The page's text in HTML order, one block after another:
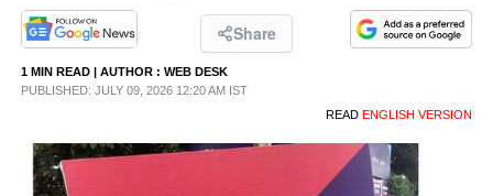
PHOTOS
SPIRITUAL
Share
1 MIN READ | AUTHOR : WEB DESK
PUBLISHED: JULY 09, 2026 12:20 AM IST
READ ENGLISH VERSION